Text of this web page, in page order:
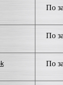
По
По
По